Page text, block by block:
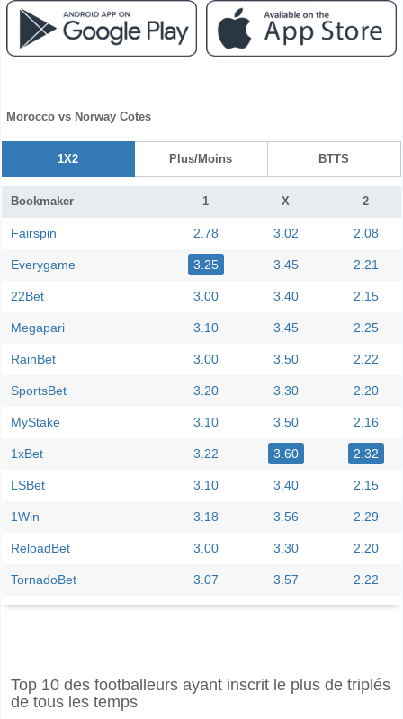
Morocco vs Norway Cotes
1X2 Plus/Moins BTTS
Bookmaker 1 X 2
Fairspin 2.78 3.02 2.08
Everygame 3.25 3.45 2.21
22Bet 3.00 3.40 2.15
Megapari 3.10 3.45 2.25
RainBet 3.00 3.50 2.22
SportsBet 3.20 3.30 2.20
MyStake 3.10 3.50 2.16
1xBet 3.22 3.60 2.32
LSBet 3.10 3.40 2.15
1Win 3.18 3.56 2.29
ReloadBet 3.00 3.30 2.20
TornadoBet 3.07 3.57 2.22
Le match entre Morocco v Norway 07 June 2026 20:00.
Top 10 des footballeurs ayant inscrit le plus de triplés
de tous les temps